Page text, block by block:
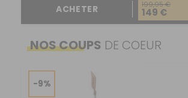
ACHETER 199,95 €
149 €
NOS COUPS DE COEUR
-9%